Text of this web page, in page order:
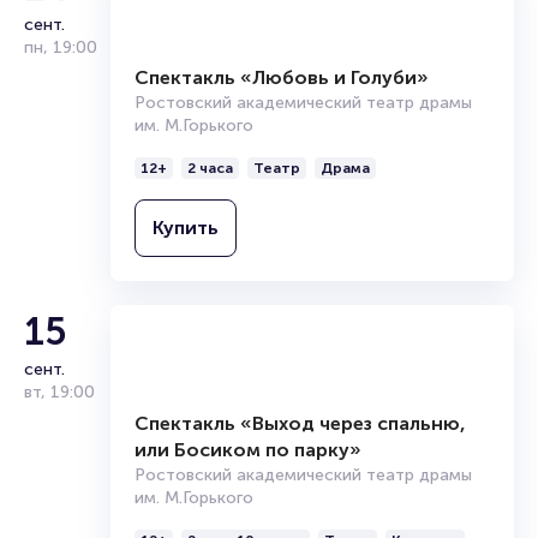
14
Спектакль «Любовь и Голуби»
Ростовский академический театр драмы
им. М.Горького